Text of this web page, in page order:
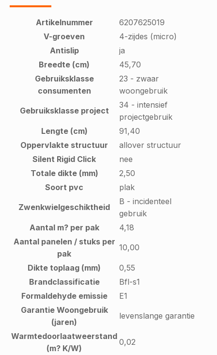
Artikelnummer
6207625019
V-groeven
4-zijdes (micro)
Antislip
ja
Breedte (cm)
45,70
Gebruiksklasse
consumenten
23 - zwaar
woongebruik
Gebruiksklasse project
34 - intensief
projectgebruik
Lengte (cm)
91,40
Oppervlakte structuur
allover structuur
Silent Rigid Click
nee
Totale dikte (mm)
2,50
Soort pvc
plak
Zwenkwielgeschiktheid
B - incidenteel
gebruik
Aantal m? per pak
4,18
Aantal panelen / stuks per
pak
10,00
Dikte toplaag (mm)
0,55
Brandclassificatie
Bfl-s1
Formaldehyde emissie
E1
Garantie Woongebruik
(jaren)
levenslange garantie
Warmtedoorlaatweerstand
(m? K/W)
0,02